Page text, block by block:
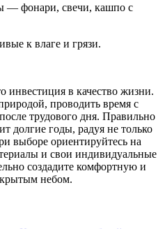
— фонари, свечи, кашпо с
к влаге и грязи.
инвестиция в качество жизни.
проводить время с
трудового дня. Правильно
долгие годы, радуя не только
выборе ориентируйтесь на
и свои индивидуальные
создадите комфортную и
небом.